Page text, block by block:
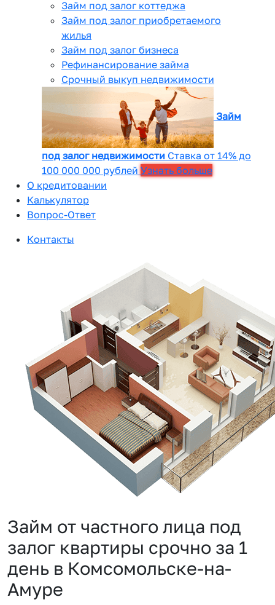
Займ под залог коттеджа
Займ под залог приобретаемого
жилья
Займ под залог бизнеса
Рефинансирование займа
Срочный выкуп недвижимости
Займ
под залог недвижимости Ставка от 14% до
100 000 000 рублей Узнать больше
О кредитовании
Калькулятор
Вопрос-Ответ
Контакты
Займ от частного лица под
залог квартиры срочно за 1
день в Комсомольске-на-
Амуре